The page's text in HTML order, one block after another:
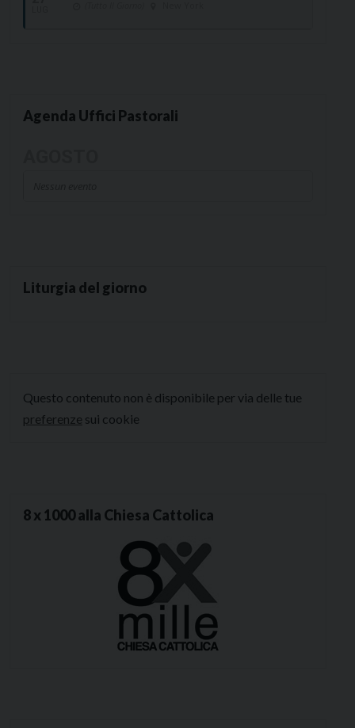
Agenda Uffici Pastorali
Liturgia del giorno
Questo contenuto non è disponibile per via delle tue
preferenze sui cookie
8 x 1000 alla Chiesa Cattolica